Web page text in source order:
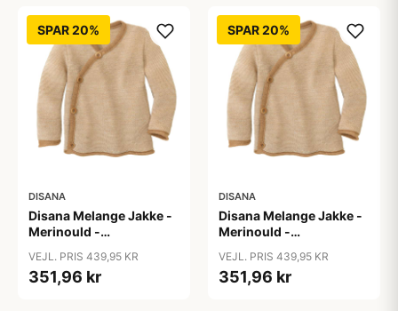
SPAR 20%
DISANA
Disana Melange Jakke -
Merinould -
VEJL. PRIS 439,95 KR
351,96 kr
SPAR 20%
DISANA
Disana Melange Jakke -
Merinould -
VEJL. PRIS 439,95 KR
351,96 kr